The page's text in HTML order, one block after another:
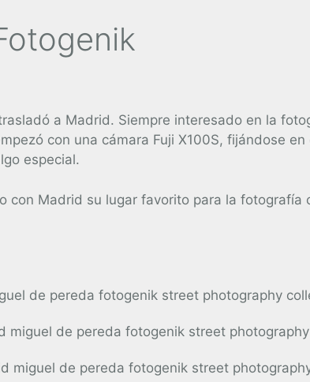
a Madrid. Siempre interesado en la
con una cámara Fuji X100S, fijándose
especial.
con Madrid su lugar favorito para la fotografía